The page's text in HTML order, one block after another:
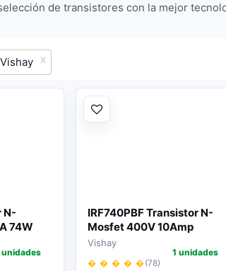
de transistores con la mejor
Vishay
N-
74W
unidades
IRF740PBF Transistor N-
Mosfet 400V 10Amp
TO220
Vishay
� � � � �(78)
1 unidades